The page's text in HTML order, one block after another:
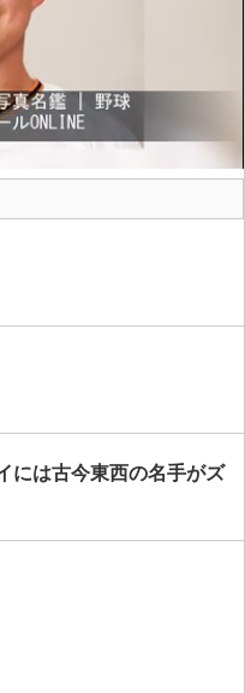
には古今東西の名手がズ